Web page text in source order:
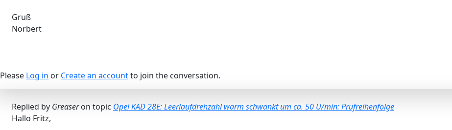
Gruß
Norbert
Please Log in or Create an accountto join the conversation.
Replied by Greaseron topic Opel KAD 28E: Leerlaufdrehzahl warm schwankt um ca. 50 U/min: Prüfreihenfolge
Hallo Fritz,